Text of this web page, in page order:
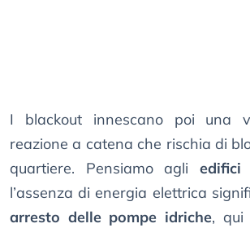
I blackout innescano poi una
reazione a catena che rischia di
quartiere. Pensiamo agli edifici
l’assenza di energia elettrica
arresto delle pompe idriche, qui